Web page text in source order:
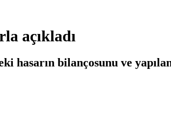
açıkladı
hasarın bilançosunu ve